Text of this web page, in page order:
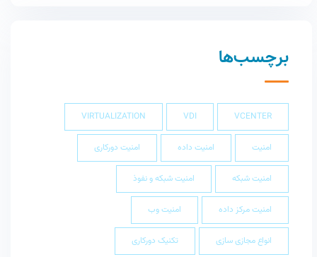
برچسب‌ها
VCENTER
VDI
VIRTUALIZATION
امنیت امنیت داده امنیت دورکاری
امنیت شبکه امنیت شبکه و نفوذ
امنیت مرکز داده امنیت وب
انواع مجازی سازی تکنیک دورکاری